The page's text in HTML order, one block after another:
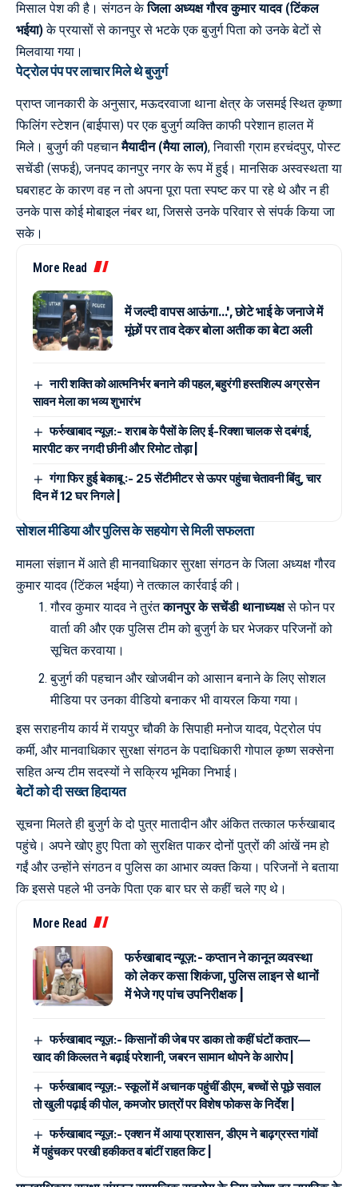
मिसाल पेश की है। संगठन केजिला अध्यक्ष गौरव कुमार यादव (टिंकल
भईया)के प्रयासों से कानपुर से भटके एक बुजुर्ग पिता को उनके बेटों से
मिलवाया गया।
पेट्रोल पंप पर लाचार मिले थे बुजुर्ग
प्राप्त जानकारी के अनुसार, मऊदरवाजा थाना क्षेत्र के जसमई स्थित कृष्णा
फिलिंग स्टेशन (बाईपास) पर एक बुजुर्ग व्यक्ति काफी परेशान हालत में
मिले। बुजुर्ग की पहचानमैयादीन (मैया लाल), निवासी ग्राम हरचंदपुर, पोस्ट
सचेंडी (सफई), जनपद कानपुर नगर के रूप में हुई। मानसिक अस्वस्थता या
घबराहट के कारण वह न तो अपना पूरा पता स्पष्ट कर पा रहे थे और न ही
उनके पास कोई मोबाइल नंबर था, जिससे उनके परिवार से संपर्क किया जा
सके।
More Read
में जल्दी वापस आऊंगा…', छोटे भाई के जनाजे में
मूंछों पर ताव देकर बोला अतीक का बेटा अली
नारी शक्ति को आत्मनिर्भर बनाने की पहल,बहुरंगी हस्तशिल्प अग्रसेन
सावन मेला का भव्य शुभारंभ
फर्रुखाबाद न्यूज़:- शराब के पैसों के लिए ई-रिक्शा चालक से दबंगई,
मारपीट कर नगदी छीनी और रिमोट तोड़ा |
गंगा फिर हुई बेकाबू :- 25 सेंटीमीटर से ऊपर पहुंचा चेतावनी बिंदु, चार
दिन में 12 घर निगले |
सोशल मीडिया और पुलिस के सहयोग से मिली सफलता
मामला संज्ञान में आते ही मानवाधिकार सुरक्षा संगठन के जिला अध्यक्ष गौरव
कुमार यादव (टिंकल भईया) ने तत्काल कार्रवाई की।
गौरव कुमार यादव ने तुरंतकानपुर के सचेंडी थानाध्यक्षसे फोन पर
वार्ता की और एक पुलिस टीम को बुजुर्ग के घर भेजकर परिजनों को
सूचित करवाया।
बुजुर्ग की पहचान और खोजबीन को आसान बनाने के लिए सोशल
मीडिया पर उनका वीडियो बनाकर भी वायरल किया गया।
इस सराहनीय कार्य में रायपुर चौकी के सिपाही मनोज यादव, पेट्रोल पंप
कर्मी, और मानवाधिकार सुरक्षा संगठन के पदाधिकारी गोपाल कृष्ण सक्सेना
सहित अन्य टीम सदस्यों ने सक्रिय भूमिका निभाई।
बेटों को दी सख्त हिदायत
सूचना मिलते ही बुजुर्ग के दो पुत्र मातादीन और अंकित तत्काल फर्रुखाबाद
पहुंचे। अपने खोए हुए पिता को सुरक्षित पाकर दोनों पुत्रों की आंखें नम हो
गईं और उन्होंने संगठन व पुलिस का आभार व्यक्त किया। परिजनों ने बताया
कि इससे पहले भी उनके पिता एक बार घर से कहीं चले गए थे।
More Read
फर्रुखाबाद न्यूज़:- कप्तान ने कानून व्यवस्था
को लेकर कसा शिकंजा, पुलिस लाइन से थानों
में भेजे गए पांच उपनिरीक्षक |
फर्रुखाबाद न्यूज़:- किसानों की जेब पर डाका तो कहीं घंटों कतार—
खाद की किल्लत ने बढ़ाई परेशानी, जबरन सामान थोपने के आरोप |
फर्रुखाबाद न्यूज़:- स्कूलों में अचानक पहुंचीं डीएम, बच्चों से पूछे सवाल
तो खुली पढ़ाई की पोल, कमजोर छात्रों पर विशेष फोकस के निर्देश |
फर्रुखाबाद न्यूज़:- एक्शन में आया प्रशासन, डीएम ने बाढ़ग्रस्त गांवों
में पहुंचकर परखी हकीकत व बांटीं राहत किट |